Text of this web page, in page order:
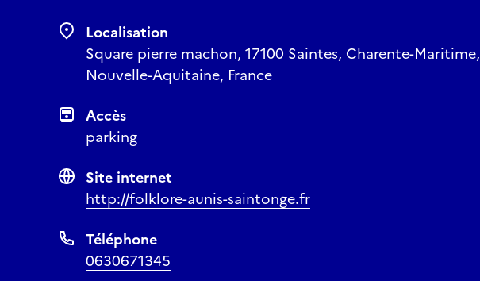
Localisation
Square pierre machon, 17100 Saintes, Charente-Maritime,
Nouvelle-Aquitaine, France
Accès
parking
Site internet
http://folklore-aunis-saintonge.fr
Téléphone
0630671345